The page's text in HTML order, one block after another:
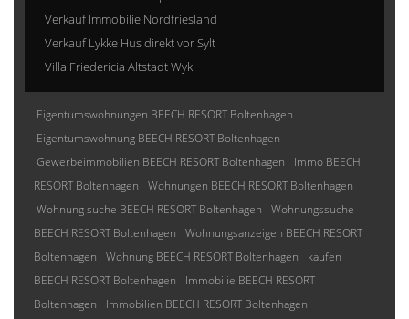
Verkauf Immobilie Nordfriesland
Verkauf Lykke Hus direkt vor Sylt
Villa Friedericia Altstadt Wyk
Eigentumswohnungen BEECH RESORT Boltenhagen
Eigentumswohnung BEECH RESORT Boltenhagen
Gewerbeimmobilien BEECH RESORT Boltenhagen
Immo BEECH
RESORT Boltenhagen
Wohnungen BEECH RESORT Boltenhagen
Wohnung suche BEECH RESORT Boltenhagen
Wohnungssuche
BEECH RESORT Boltenhagen
Wohnungsanzeigen BEECH RESORT
Boltenhagen
Wohnung BEECH RESORT Boltenhagen
kaufen
BEECH RESORT Boltenhagen
Immobilie BEECH RESORT
Boltenhagen
Immobilien BEECH RESORT Boltenhagen